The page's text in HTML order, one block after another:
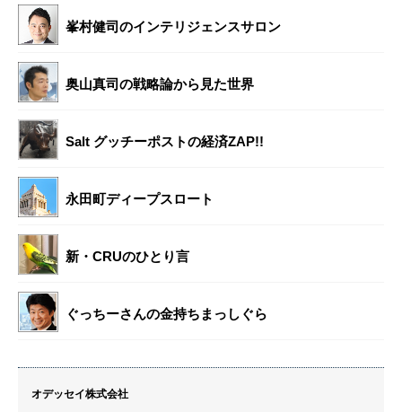
峯村健司のインテリジェンスサロン
奥山真司の戦略論から見た世界
Salt グッチーポストの経済ZAP!!
永田町ディープスロート
新・CRUのひとり言
ぐっちーさんの金持ちまっしぐら
オデッセイ株式会社